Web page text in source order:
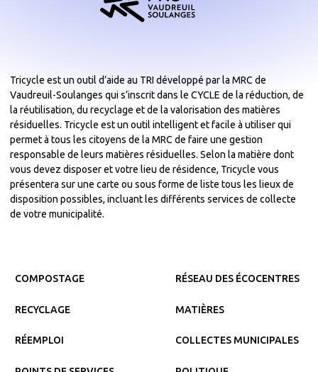
Tricycle est un outil d’aide au TRI développé par la MRC de
Vaudreuil-Soulanges qui s’inscrit dans le CYCLE de la réduction, de
la réutilisation, du recyclage et de la valorisation des matières
résiduelles. Tricycle est un outil intelligent et facile à utiliser qui
permet à tous les citoyens de la MRC de faire une gestion
responsable de leurs matières résiduelles. Selon la matière dont
vous devez disposer et votre lieu de résidence, Tricycle vous
présentera sur une carte ou sous forme de liste tous les lieux de
disposition possibles, incluant les différents services de collecte
de votre municipalité.
COMPOSTAGE
RECYCLAGE
RÉEMPLOI
RÉSEAU DES ÉCOCENTRES
MATIÈRES
COLLECTES MUNICIPALES